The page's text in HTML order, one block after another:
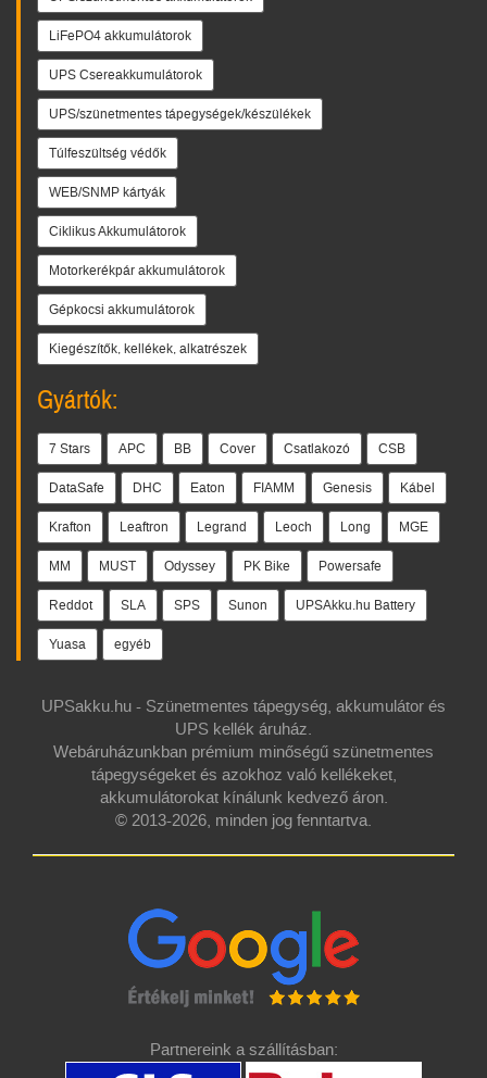
LiFePO4 akkumulátorok
UPS Csereakkumulátorok
UPS/szünetmentes tápegységek/készülékek
Túlfeszültség védők
WEB/SNMP kártyák
Ciklikus Akkumulátorok
Motorkerékpár akkumulátorok
Gépkocsi akkumulátorok
Kiegészítők, kellékek, alkatrészek
Gyártók:
7 Stars APC BB Cover Csatlakozó CSB
DataSafe DHC Eaton FIAMM Genesis Kábel
Krafton Leaftron Legrand Leoch Long MGE
MM MUST Odyssey PK Bike Powersafe
Reddot SLA SPS Sunon UPSAkku.hu Battery
Yuasa egyéb
UPSakku.hu - Szünetmentes tápegység, akkumulátor és
UPS kellék áruház.
Webáruházunkban prémium minőségű szünetmentes
tápegységeket és azokhoz való kellékeket,
akkumulátorokat kínálunk kedvező áron.
© 2013-2026, minden jog fenntartva.
Partnereink a szállításban: